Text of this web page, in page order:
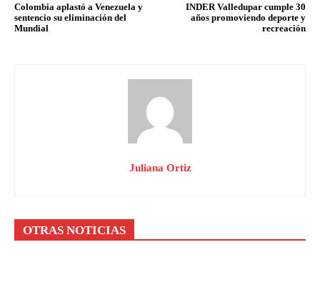
Colombia aplastó a Venezuela y
sentencio su eliminación del
Mundial
INDER Valledupar cumple 30
años promoviendo deporte y
recreación
Juliana Ortiz
OTRAS NOTICIAS